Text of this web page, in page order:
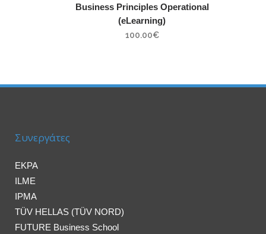
Business Principles Operational
(eLearning)
100.00€
Συνεργάτες
EKPA
ILME
IPMA
TÜV HELLAS (TÜV NORD)
FUTURE Business School